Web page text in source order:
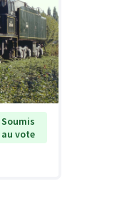
Soumis
au vote